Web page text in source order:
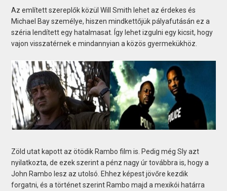
Az említett szereplők közül Will Smith lehet az érdekes és
Michael Bay személye, hiszen mindkettőjük pályafutásán ez a
széria lendített egy hatalmasat. Így lehet izgulni egy kicsit, hogy
vajon visszatérnek e mindannyian a közös gyermekükhöz.
Zöld utat kapott az ötödik Rambo film is. Pedig még Sly azt
nyilatkozta, de ezek szerint a pénz nagy úr továbbra is, hogy a
John Rambo lesz az utolsó. Ehhez képest jövőre kezdik
forgatni, és a történet szerint Rambo majd a mexikói határra